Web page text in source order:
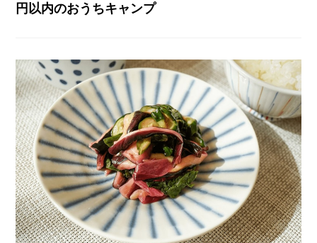
円以内のおうちキャンプ